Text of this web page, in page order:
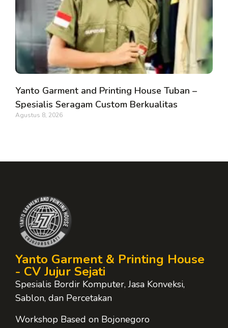
Yanto Garment and Printing House Tuban –
Spesialis Seragam Custom Berkualitas
Agustus 8, 2026
Yanto Garment & Printing House
- CV Jujur Sejati
Spesialis Bordir Komputer, Jasa Konveksi,
Sablon, dan Percetakan
Workshop Based on Bojonegoro